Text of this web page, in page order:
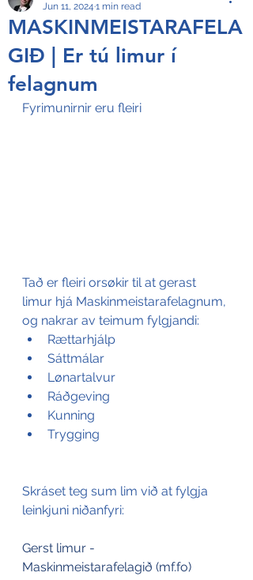
MASKINMEISTARAFELA
GIÐ | Er tú limur í
felagnum
Jun 11, 2024 1 min read
Fyrimunirnir eru fleiri
Tað er fleiri orsøkir til at gerast
limur hjá Maskinmeistarafelagnum,
og nakrar av teimum fylgjandi:
Rættarhjálp
Sáttmálar
Lønartalvur
Ráðgeving
Kunning
Trygging
Skráset teg sum lim við at fylgja
leinkjuni niðanfyri:
Gerst limur -
Maskinmeistarafelagið (mf.fo)